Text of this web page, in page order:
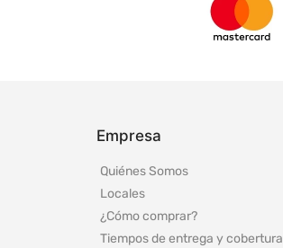
Empresa
Quiénes Somos
Locales
¿Cómo comprar?
Tiempos de entrega y cobertura